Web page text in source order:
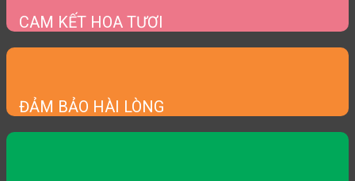
CAM KẾT HOA TƯƠI
ĐẢM BẢO HÀI LÒNG